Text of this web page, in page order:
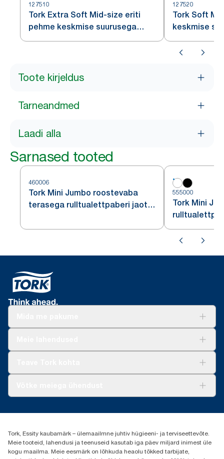
127510
Tork Extra Soft Mid-size eriti
pehme keskmise suurusega
valge rulltualettpaber T6
127520
Tork Soft
keskmise
Toote kirjeldus
Tarneandmed
Laadi alla
Sarnased tooted
460006
Tork Mini Jumbo roostevaba
terasega rulltualettpaberi jaotur
555000
Tork Mini
+37253322264
Leia Tork maaletooja
Essity Estonia OÜ
Reti Tee 9, Peetri alevik, Rae vald
Tork, Essity kaubamärk – ülemaailmne juhtiv hügieeni- ja terviseettevõte.
Meie tooteid, lahendusi ja teenuseid kasutab iga päev miljard inimest üle
kogu maailma. Meie eesmärk on lõhkuda heaolu tõkked tarbijate,